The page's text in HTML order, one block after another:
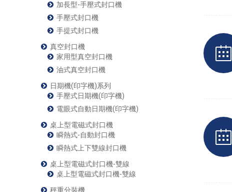
加長型-手壓式封口機
手壓式封口機
手提式封口機
真空封口機
家用型真空封口機
油式真空封口機
日期機(印字機)系列
手壓式日期機(印字機)
電眼式自動日期機(印字機)
桌上型電磁式封口機
瞬熱式-自動封口機
瞬熱式上下雙線封口機
桌上型電磁式封口機-雙線
桌上型電磁式封口機-雙線
秤重分裝機